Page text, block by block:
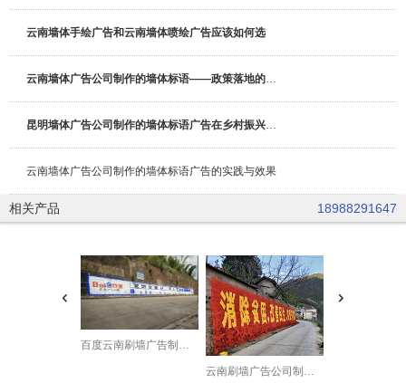
云南墙体手绘广告和云南墙体喷绘广告应该如何选
云南墙体广告公司制作的墙体标语——政策落地的“视觉催化剂
昆明墙体广告公司制作的墙体标语广告在乡村振兴政策宣传中的
云南墙体广告公司制作的墙体标语广告的实践与效果
相关产品 18988291647
百度云南刷墙广告制作投放中
云南刷墙广告公司制作的扶贫攻坚墙体宣传标语